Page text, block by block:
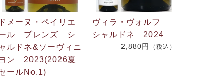
ドメーヌ・ペイリエ
ル ブレンズ シ
ルドネ&ソーヴィニ
ン 2023(2026夏
ールNo.1)
ヴィラ・ヴォルフ
シャルドネ 2024
2,880円 （税込）